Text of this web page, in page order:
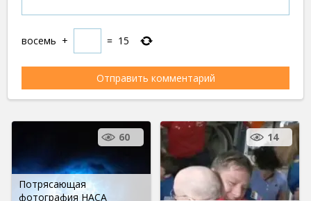
восемь + = 15
Потрясающая
фотография НАСА
60 14